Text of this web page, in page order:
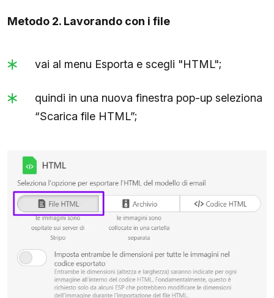
Metodo 2. Lavorando con i file
vai al menu Esporta e scegli "HTML";
quindi in una nuova finestra pop-up seleziona
“Scarica file HTML”;